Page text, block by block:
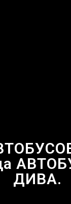
ДИВА.